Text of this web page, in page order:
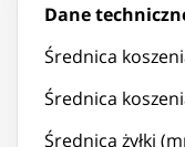
Dane
Średnica
Średnica
Średnica żyłki